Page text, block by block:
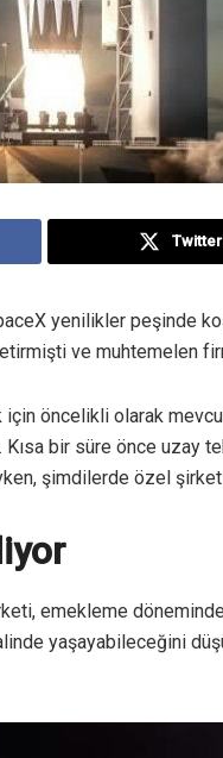
yenilikler peşinde
ve muhtemelen
öncelikli olarak
bir süre önce uzay
şimdilerde özel
emekleme
yaşayabileceğini